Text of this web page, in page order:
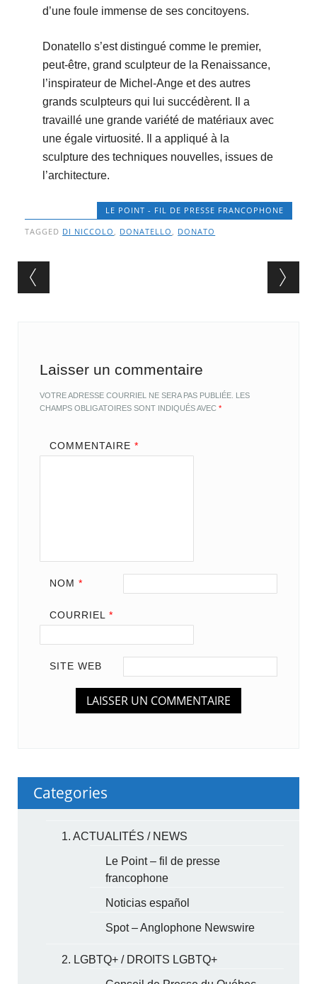
d’une foule immense de ses concitoyens.
Donatello s’est distingué comme le premier,
peut-être, grand sculpteur de la Renaissance,
l’inspirateur de Michel-Ange et des autres
grands sculpteurs qui lui succédèrent. Il a
travaillé une grande variété de matériaux avec
une égale virtuosité. Il a appliqué à la
sculpture des techniques nouvelles, issues de
l’architecture.
LE POINT - FIL DE PRESSE FRANCOPHONE
TAGGED DI NICCOLO , DONATELLO , DONATO
Post navigation
Laisser un commentaire
VOTRE ADRESSE COURRIEL NE SERA PAS PUBLIÉE. LES
CHAMPS OBLIGATOIRES SONT INDIQUÉS AVEC*
COMMENTAIRE *
NOM *
COURRIEL *
SITE WEB
Categories
1. ACTUALITÉS / NEWS
Le Point – fil de presse
francophone
Noticias español
Spot – Anglophone Newswire
2. LGBTQ+ / DROITS LGBTQ+